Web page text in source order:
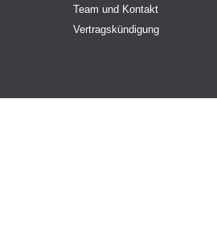
Team und Kontakt
Vertragskündigung